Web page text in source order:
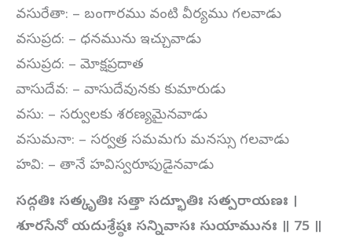
వసురేతా: – బంగారము వంటి వీర్యము గలవాడు
వసుప్రద: – ధనమును ఇచ్చువాడు
వసుప్రద: – మోక్షప్రదాత
వాసుదేవ: – వాసుదేవునకు కుమారుడు
వసు: – సర్వులకు శరణ్యమైనవాడు
వసుమనా: – సర్వత్ర సమమగు మనస్సు గలవాడు
హవి: – తానే హవిస్వరూపుడైనవాడు
సద్గతిః సత్కృతిః సత్తా సద్భూతిః సత్పరాయణః ।
శూరసేనో యదుశ్రేష్ఠః సన్నివాసః సుయామునః ॥ 75 ॥